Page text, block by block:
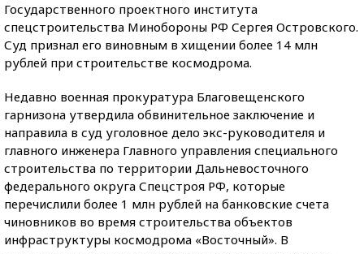
Государственного проектного института
спецстроительства Минобороны РФ Сергея Островского.
Суд признал его виновным в хищении более 14 млн
рублей при строительстве космодрома.
Недавно военная прокуратура Благовещенского
гарнизона утвердила обвинительное заключение и
направила в суд уголовное дело экс-руководителя и
главного инженера Главного управления специального
строительства по территории Дальневосточного
федерального округа Спецстроя РФ, которые
перечислили более 1 млн рублей на банковские счета
чиновников во время строительства объектов
инфраструктуры космодрома «Восточный». В